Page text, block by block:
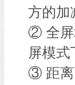
方的加
② 全屏
屏模
③ 距离